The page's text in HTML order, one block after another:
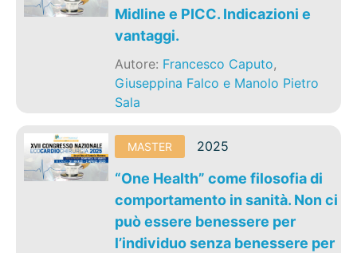
Midline e PICC. Indicazioni e
vantaggi.
Autore: Francesco Caputo,
Giuseppina Falco e Manolo Pietro
Sala
MASTER 2025
“One Health” come filosofia di
comportamento in sanità. Non ci
può essere benessere per
l’individuo senza benessere per